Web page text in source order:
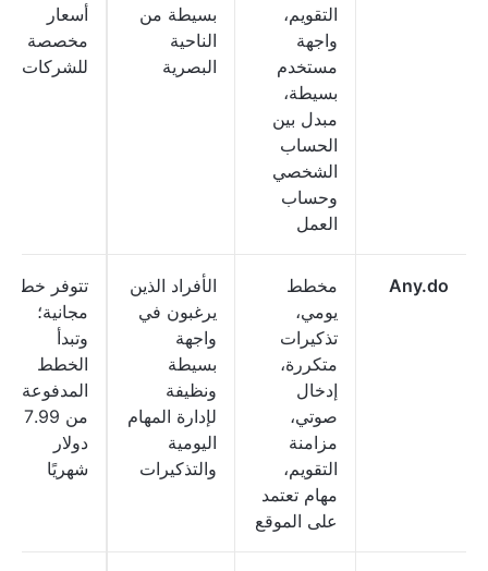
التقويم،
واجهة
مستخدم
بسيطة،
مبدل بين
الحساب
الشخصي
وحساب
العمل
بسيطة من
الناحية
البصرية
أسعار
مخصصة
للشركات
Any.do
مخطط
يومي،
تذكيرات
متكررة،
إدخال
صوتي،
مزامنة
التقويم،
مهام تعتمد
على الموقع
الأفراد الذين
يرغبون في
واجهة
بسيطة
ونظيفة
لإدارة المهام
اليومية
والتذكيرات
تتوفر خطة
مجانية؛
وتبدأ
الخطط
المدفوعة
من 7.99
دولار
شهريًا